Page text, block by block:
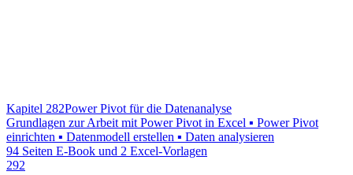
Kapitel 282Power Pivot für die Datenanalyse
Grundlagen zur Arbeit mit Power Pivot in Excel ▪ Power Pivot
einrichten ▪ Datenmodell erstellen ▪ Daten analysieren
94 Seiten E-Book und 2 Excel-Vorlagen
292